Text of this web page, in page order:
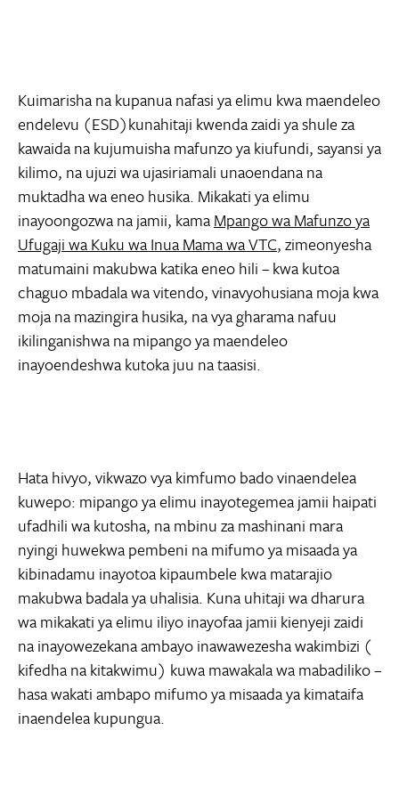
Kuimarisha na kupanua nafasi ya elimu kwa maendeleo
endelevu (ESD)kunahitaji kwenda zaidi ya shule za
kawaida na kujumuisha mafunzo ya kiufundi, sayansi ya
kilimo, na ujuzi wa ujasiriamali unaoendana na
muktadha wa eneo husika. Mikakati ya elimu
inayoongozwa na jamii, kamaMpango wa Mafunzo ya
Ufugaji wa Kuku wa Inua Mama wa VTC, zimeonyesha
matumaini makubwa katika eneo hili – kwa kutoa
chaguo mbadala wa vitendo, vinavyohusiana moja kwa
moja na mazingira husika, na vya gharama nafuu
ikilinganishwa na mipango ya maendeleo
inayoendeshwa kutoka juu na taasisi.
Hata hivyo, vikwazo vya kimfumo bado vinaendelea
kuwepo: mipango ya elimu inayotegemea jamii haipati
ufadhili wa kutosha, na mbinu za mashinani mara
nyingi huwekwa pembeni na mifumo ya misaada ya
kibinadamu inayotoa kipaumbele kwa matarajio
makubwa badala ya uhalisia. Kuna uhitaji wa dharura
wa mikakati ya elimu iliyo inayofaa jamii kienyeji zaidi
na inayowezekana ambayo inawawezesha wakimbizi (
kifedha na kitakwimu) kuwa mawakala wa mabadiliko –
hasa wakati ambapo mifumo ya misaada ya kimataifa
inaendelea kupungua.